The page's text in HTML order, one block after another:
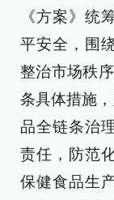
《方案》统
平安全，围
整治市场秩
条具体措施
品全链条治
责任，防范
保健食品生